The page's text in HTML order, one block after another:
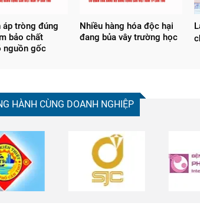
tròng đúng
bảo chất
nguồn gốc
Nhiều hàng hóa độc hại
đang bủa vây trường học
HÀNH CÙNG DOANH NGHIỆP